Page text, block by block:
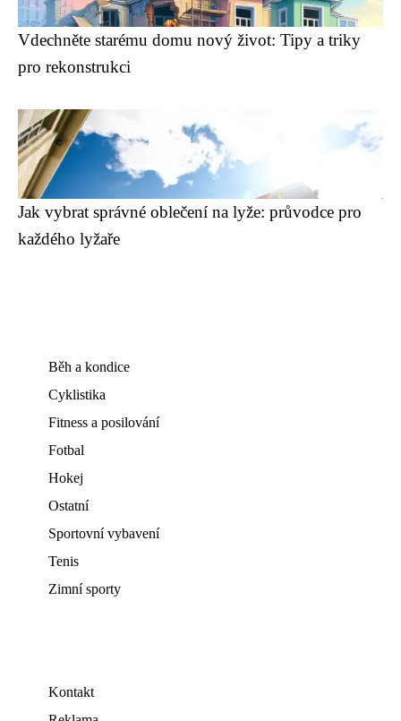
Vdechněte starému domu nový život: Tipy a triky
pro rekonstrukci
Jak vybrat správné oblečení na lyže: průvodce pro
každého lyžaře
Běh a kondice
Cyklistika
Fitness a posilování
Fotbal
Hokej
Ostatní
Sportovní vybavení
Tenis
Zimní sporty
Kontakt